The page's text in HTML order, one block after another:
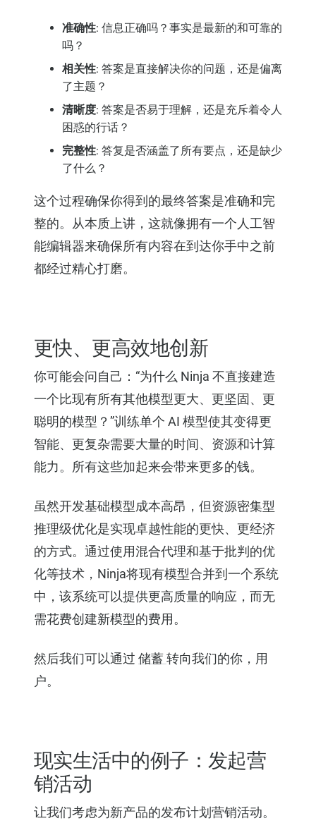
准确性: 信息正确吗？事实是最新的和可靠的
吗？
相关性: 答案是直接解决你的问题，还是偏离
了主题？
清晰度: 答案是否易于理解，还是充斥着令人
困惑的行话？
完整性: 答复是否涵盖了所有要点，还是缺少
了什么？
这个过程确保你得到的最终答案是准确和完
整的。从本质上讲，这就像拥有一个人工智
能编辑器来确保所有内容在到达你手中之前
都经过精心打磨。
更快、更高效地创新
你可能会问自己：“为什么 Ninja 不直接建造
一个比现有所有其他模型更大、更坚固、更
聪明的模型？”训练单个 AI 模型使其变得更
智能、更复杂需要大量的时间、资源和计算
能力。所有这些加起来会带来更多的钱。
虽然开发基础模型成本高昂，但资源密集型
推理级优化是实现卓越性能的更快、更经济
的方式。通过使用混合代理和基于批判的优
化等技术，Ninja将现有模型合并到一个系统
中，该系统可以提供更高质量的响应，而无
需花费创建新模型的费用。
然后我们可以通过 储蓄转向我们的你，用
户。
现实生活中的例子：发起营
销活动
让我们考虑为新产品的发布计划营销活动。